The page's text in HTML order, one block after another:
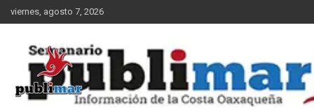
Saltar
al
viernes, agosto 7, 2026